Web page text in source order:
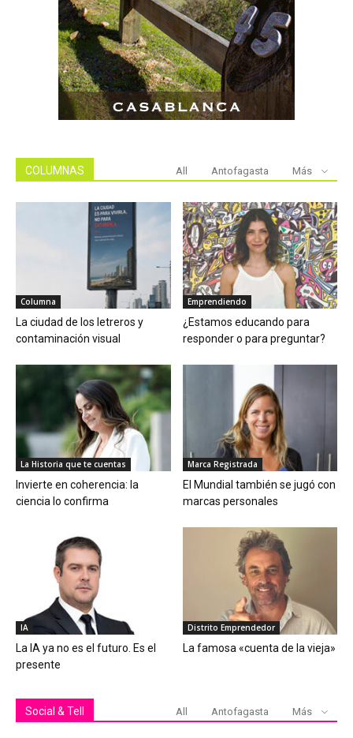
COLUMNAS All Antofagasta Más
Columna
La ciudad de los letreros y
contaminación visual
Emprendiendo
¿Estamos educando para
responder o para preguntar?
La Historia que te cuentas
Invierte en coherencia: la
ciencia lo confirma
Marca Registrada
El Mundial también se jugó con
marcas personales
IA
La IA ya no es el futuro. Es el
presente
Distrito Emprendedor
La famosa «cuenta de la vieja»
Social & Tell All Antofagasta Más